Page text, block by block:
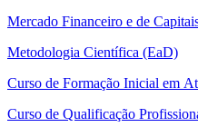
Mercado Financeiro e de
Metodologia Científica (EaD)
Curso de Formação Inicial em
Curso de Qualificação